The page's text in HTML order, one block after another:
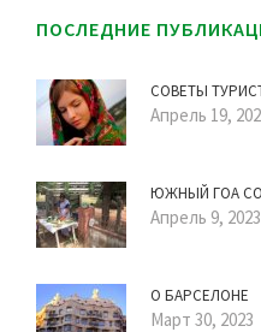
ПОСЛЕДНИЕ
СОВЕТЫ
Апрель 19,
ЮЖНЫЙ ГОА
Апрель 9, 2023
О БАРСЕЛОНЕ
Март 30, 2023